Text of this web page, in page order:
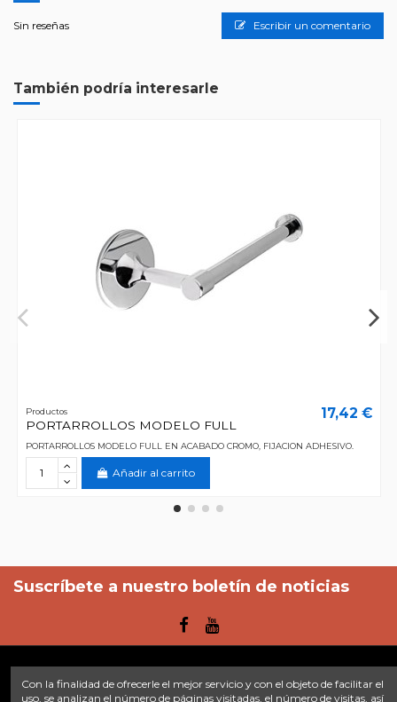
Sin reseñas Escribir un comentario
También podría interesarle
Productos
PORTARROLLOS MODELO FULL
17,42 €
PORTARROLLOS MODELO FULL EN ACABADO CROMO, FIJACION ADHESIVO.
Añadir al carrito
Suscríbete a nuestro boletín de noticias
Enlaces
Con la finalidad de ofrecerle el mejor servicio y con el objeto de facilitar el
uso, se analizan el número de páginas visitadas, el número de visitas, así